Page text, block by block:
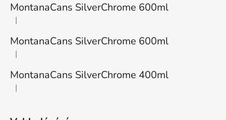
MontanaCans SilverChrome 600ml
Hodnocení produktu je 1 z 5 hvězdiček.
|
MontanaCans SilverChrome 600ml
Hodnocení produktu je 3 z 5 hvězdiček.
|
MontanaCans SilverChrome 400ml
Hodnocení produktu je 2 z 5 hvězdiček.
|